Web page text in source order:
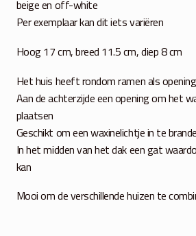
beige en off-white
Per exemplaar kan dit iets variëren
Hoog 17 cm, breed 11.5 cm, diep 8 cm
Het huis heeft rondom ramen als opening
Aan de achterzijde een opening om het
plaatsen
Geschikt om een waxinelichtje in te
In het midden van het dak een gat
kan
Mooi om de verschillende huizen te